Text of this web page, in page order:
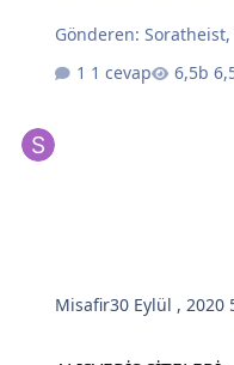
Gönderen:Soratheist,
1 cevap
Misafir30 Eylül , 2020